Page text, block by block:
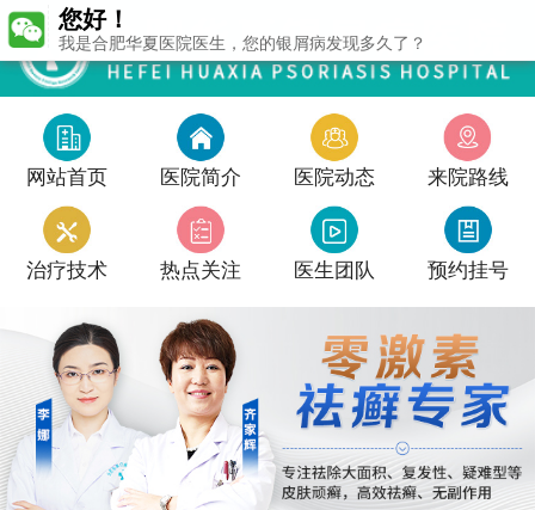
网站首页 医院简介 医院动态 来院路线
治疗技术 热点关注 医生团队 预约挂号
您好！
我是合肥华夏医院医生，您的银屑病发现多久了？